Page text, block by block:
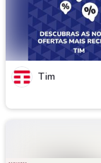
Tim